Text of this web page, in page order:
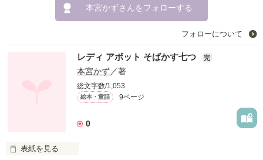
本宮かずさんをフォローする
フォローについて
レディ アボット そばかす七つ 完
本宮かず／著
総文字数/1,053
絵本・童話 9ページ
0
表紙を見る